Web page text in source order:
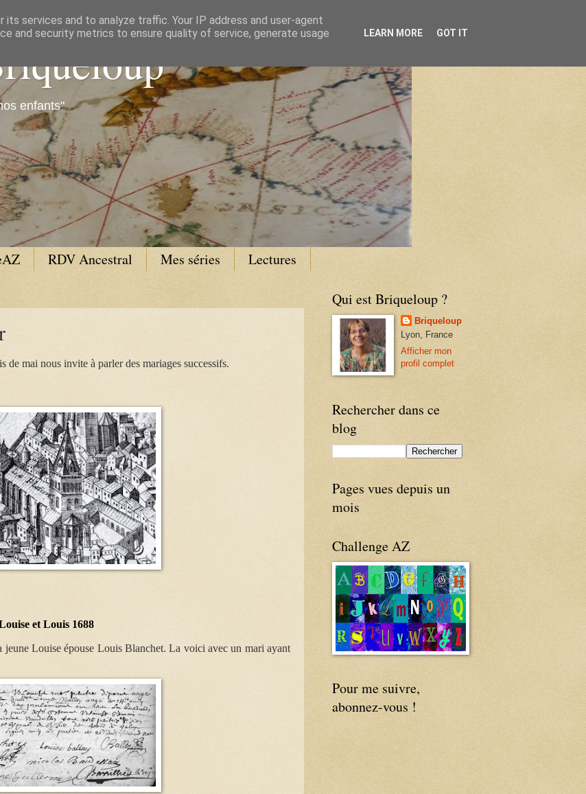
enfants"
RDV Ancestral Mes séries Lectures
de mai nous invite à parler des mariages successifs.
et Louis 1688
Louise épouse Louis Blanchet. La voici avec un mari ayant
Qui est Briqueloup ?
Briqueloup
Lyon, France
Afficher mon
profil complet
Rechercher dans ce
blog
Pages vues depuis un
mois
Challenge AZ
Pour me suivre,
abonnez-vous !
services and to analyze traffic. Your IP address and user-agent
and security metrics to ensure quality of service, generate usage
LEARN MORE GOT IT